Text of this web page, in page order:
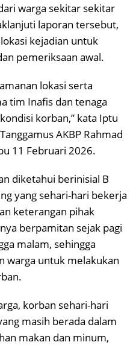
warga sekitar sekitar
laporan tersebut,
kejadian untuk
pemeriksaan awal.
lokasi serta
tim Inafis dan tenaga
korban,” kata Iptu
AKBP Rahmad
11 Februari 2026.
diketahui berinisial B
yang sehari-hari bekerja
keterangan pihak
berpamitan sejak pagi
malam, sehingga
warga untuk melakukan
korban sehari-hari
masih berada dalam
makan dan minum,